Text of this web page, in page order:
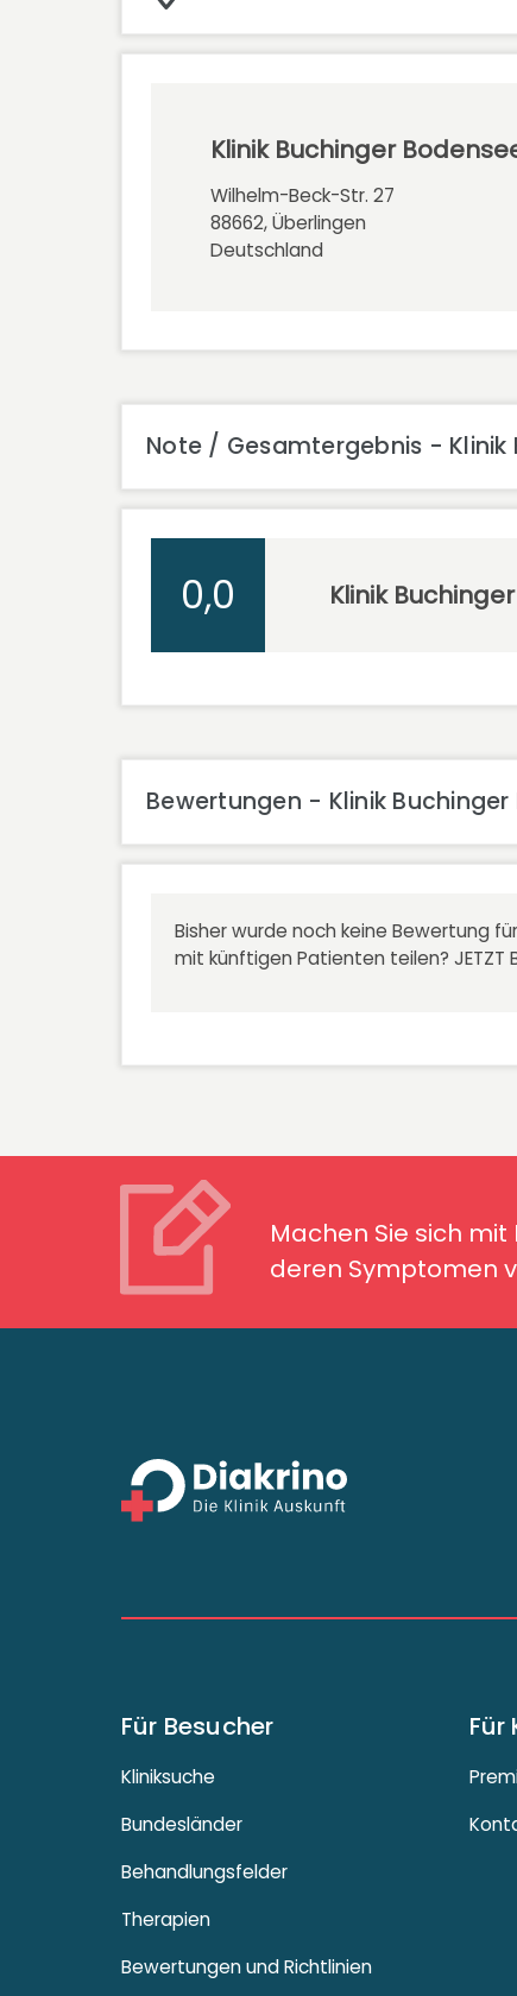
Klinik Buchinger
Wilhelm-Beck-Str. 27
88662, Überlingen
Deutschland
Note / Gesamtergebnis - Klinik
0,0 Klinik
Bewertungen - Klinik Buchinger
Bisher wurde noch keine Bewertung
mit künftigen Patienten teilen? JETZT
Machen Sie sich
deren Symptomen
Machen Sie sich mit
Symptomen
Für Besucher
Kliniksuche
Bundesländer
Behandlungsfelder
Therapien
Bewertungen und Richtlinien
Für